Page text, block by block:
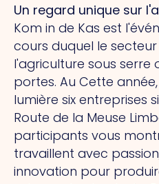
Un regard unique sur
Kom in de Kas est
cours duquel le
l'agriculture sous serre
portes. Au Cette
lumière six entreprises
Route de la Meuse
participants vous
travaillent avec
innovation pour